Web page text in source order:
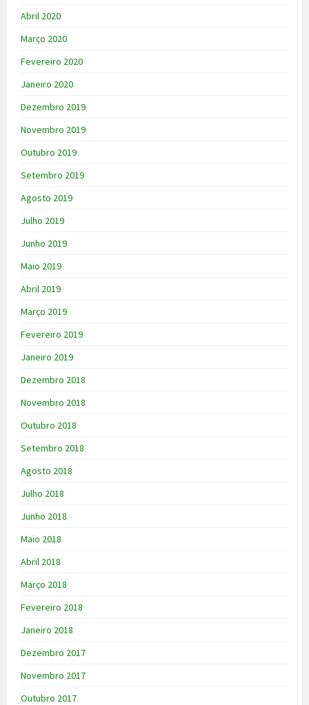
Abril 2020
Março 2020
Fevereiro 2020
Janeiro 2020
Dezembro 2019
Novembro 2019
Outubro 2019
Setembro 2019
Agosto 2019
Julho 2019
Junho 2019
Maio 2019
Abril 2019
Março 2019
Fevereiro 2019
Janeiro 2019
Dezembro 2018
Novembro 2018
Outubro 2018
Setembro 2018
Agosto 2018
Julho 2018
Junho 2018
Maio 2018
Abril 2018
Março 2018
Fevereiro 2018
Janeiro 2018
Dezembro 2017
Novembro 2017
Outubro 2017